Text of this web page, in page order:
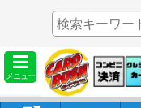
メニュー